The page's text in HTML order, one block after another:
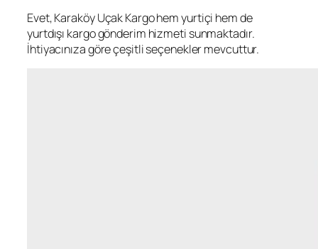
Evet, Karaköy Uçak Kargo hem yurtiçi hem de
yurtdışı kargo gönderim hizmeti sunmaktadır.
İhtiyacınıza göre çeşitli seçenekler mevcuttur.